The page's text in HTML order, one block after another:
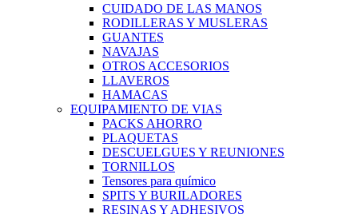
CUIDADO DE LAS MANOS
RODILLERAS Y MUSLERAS
GUANTES
NAVAJAS
OTROS ACCESORIOS
LLAVEROS
HAMACAS
EQUIPAMIENTO DE VIAS
PACKS AHORRO
PLAQUETAS
DESCUELGUES Y REUNIONES
TORNILLOS
Tensores para químico
SPITS Y BURILADORES
RESINAS Y ADHESIVOS